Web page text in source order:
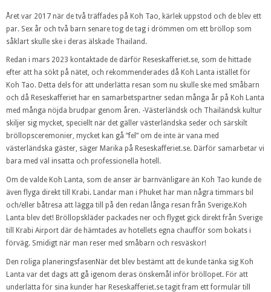
Året var 2017 när de två träffades på Koh Tao, kärlek uppstod och de blev ett
par. Sex år och två barn senare tog de tag i drömmen om ett bröllop som
såklart skulle ske i deras älskade Thailand.
Redan i mars 2023 kontaktade de därför Reseskafferiet.se, som de hittade
efter att ha sökt på nätet, och rekommenderades då Koh Lanta istället för
Koh Tao. Detta dels för att underlätta resan som nu skulle ske med småbarn
och då Reseskafferiet har en samarbetspartner sedan många år på Koh Lanta
med många nöjda brudpar genom åren. -Västerländsk och Thailändsk kultur
skiljer sig mycket, speciellt när det gäller västerländska seder och särskilt
bröllopsceremonier, mycket kan gå ”fel” om de inte är vana med
västerländska gäster, säger Marika på Reseskafferiet.se. Därför samarbetar vi
bara med väl insatta och professionella hotell.
Om de valde Koh Lanta, som de anser är barnvänligare än Koh Tao kunde de
även flyga direkt till Krabi. Landar man i Phuket har man några timmars bil
och/eller båtresa att lägga till på den redan långa resan från Sverige.Koh
Lanta blev det! Bröllopskläder packades ner och flyget gick direkt från Sverige
till Krabi Airport där de hämtades av hotellets egna chaufför som bokats i
förväg. Smidigt när man reser med småbarn och resväskor!
Den roliga planeringsfasenNär det blev bestämt att de kunde tänka sig Koh
Lanta var det dags att gå igenom deras önskemål inför bröllopet. För att
underlätta för sina kunder har Reseskafferiet.se tagit fram ett formulär till